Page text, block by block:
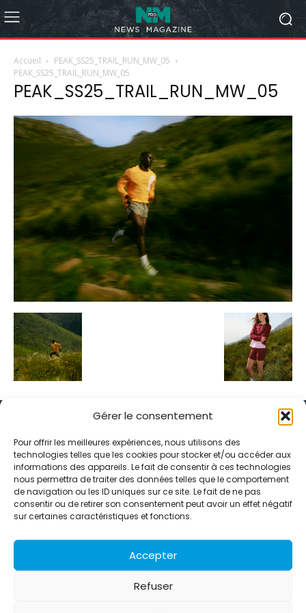
Gérer le consentement
Pour offrir les meilleures expériences, nous utilisons des
technologies telles que les cookies pour stocker et/ou accéder aux
informations des appareils. Le fait de consentir à ces technologies
nous permettra de traiter des données telles que le comportement
de navigation ou les ID uniques sur ce site. Le fait de ne pas
consentir ou de retirer son consentement peut avoir un effet négatif
sur certaines caractéristiques et fonctions.
Accepter
Refuser
Accueil
PEAK_SS25_TRAIL_RUN_MW_05
PEAK_SS25_TRAIL_RUN_MW_05
PEAK_SS25_TRAIL_RUN_MW_05
Alternative Média est une agence de relations presse et de
relations publiques basée à Grenoble. Depuis 1995, elle conçoit et
pilote des stratégies de visibilité en France et à l’international
grâce à un réseau d’agences partenaires.